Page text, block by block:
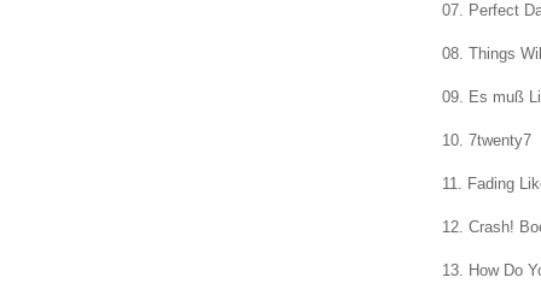
07. Perfect
08. Things
09. Es muß
10. 7twenty7
11. Fading
12. Crash!
13. How Do